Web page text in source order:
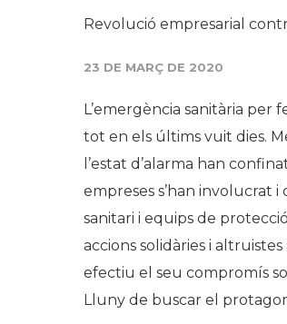
Revolució empresarial
23 DE MARÇ DE 2020
L’emergència sanitària per
tot en els últims vuit dies.
l’estat d’alarma han
empreses s’han involucrat
sanitari i equips de
accions solidàries i
efectiu el seu compromís
Lluny de buscar el